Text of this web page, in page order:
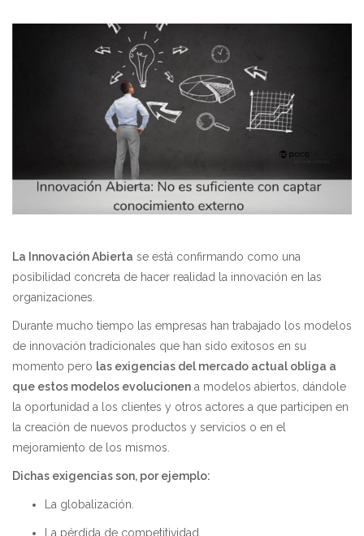
La Innovación Abierta se está confirmando como una
posibilidad concreta de hacer realidad la innovación en las
organizaciones.
Durante mucho tiempo las empresas han trabajado los modelos
de innovación tradicionales que han sido exitosos en su
momento pero las exigencias del mercado actual obliga a
que estos modelos evolucionen a modelos abiertos, dándole
la oportunidad a los clientes y otros actores a que participen en
la creación de nuevos productos y servicios o en el
mejoramiento de los mismos.
Dichas exigencias son, por ejemplo:
La globalización.
La pérdida de competitividad.